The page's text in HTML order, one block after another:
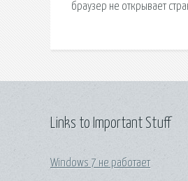
браузер не открывает
Links to Important Stuff
Windows 7 не работает